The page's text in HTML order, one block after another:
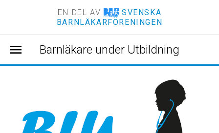
EN DEL AV
SVENSKA
BARNLÄKARFÖRENINGEN
Barnläkare under Utbildning
menu